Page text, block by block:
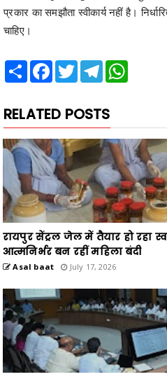
प्रकार का समझौता स्वीकार्य नहीं है।
चाहिए।
Share Facebook
Twitter Telegram
RELATED POSTS
रायपुर सेंट्रल जेल में तैयार हो रहा
आत्मनिर्भर बन रहीं महिला बंदी
Asal baat July 17, 2026